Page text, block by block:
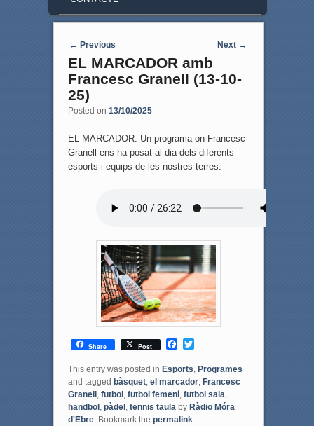
Post navigation
← Previous Next →
EL MARCADOR amb
Francesc Granell (13-10-
25)
Posted on 13/10/2025
EL MARCADOR. Un programa on Francesc
Granell ens ha posat al dia dels diferents
esports i equips de les nostres terres.
Share Post
F
c
e
b
o
o
k
T
t
t
e
r
This entry was posted in Esports, Programes
and tagged bàsquet, el marcador, Francesc
Granell , futbol , futbol femení, futbol sala,
handbol , pàdel , tennis taulaby Ràdio Móra
d'Ebre. Bookmark the permalink.